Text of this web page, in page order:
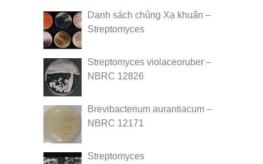
Danh sách chủng Xạ khuẩn –
Streptomyces
Streptomyces violaceoruber –
NBRC 12826
Brevibacterium aurantiacum –
NBRC 12171
Streptomyces